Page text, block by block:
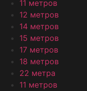
11 метров
12 метров
14 метров
15 метров
17 метров
18 метров
22 метра
11 метров